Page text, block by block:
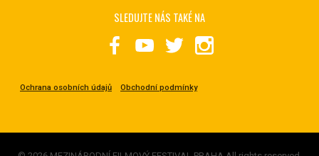
Ochrana osobních údajů Obchodní podmínky
SLEDUJTE NÁS TAKÉ NA